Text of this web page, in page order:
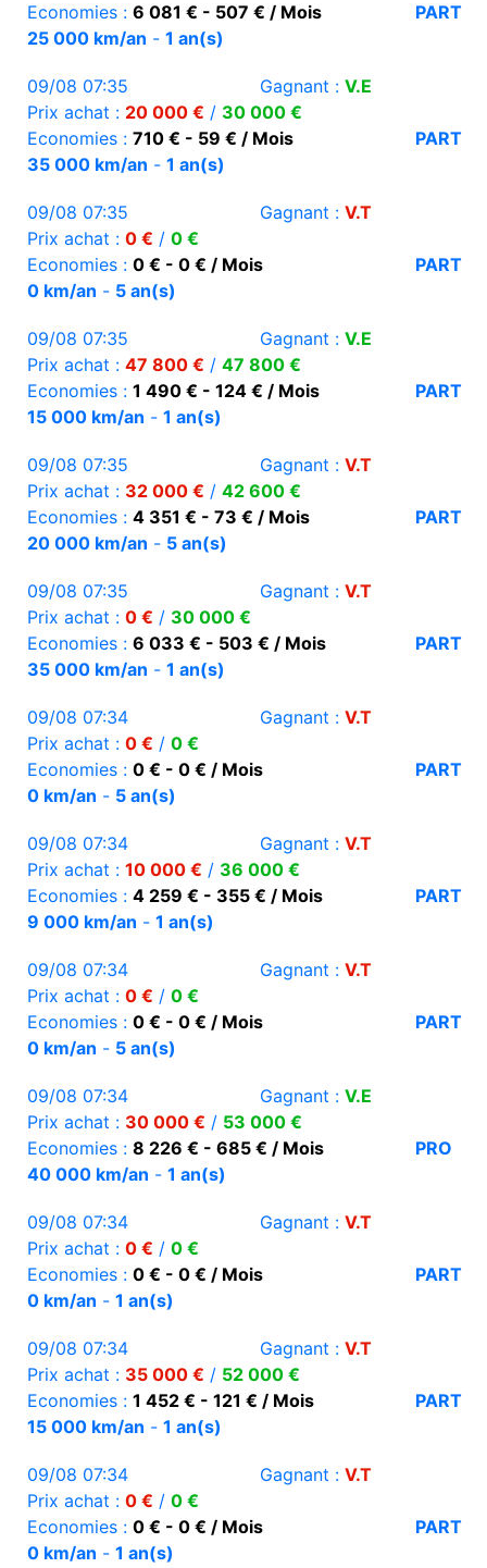
Economies : 6 081 € - 507 € / Mois
PART
25 000 km/an - 1 an(s)
09/08 07:35 Gagnant : V.E
Prix achat : 20 000 € / 30 000 €
Economies : 710 € - 59 € / Mois
PART
35 000 km/an - 1 an(s)
09/08 07:35 Gagnant : V.T
Prix achat : 0 € / 0 €
Economies : 0 € - 0 € / Mois
PART
0 km/an - 5 an(s)
09/08 07:35 Gagnant : V.E
Prix achat : 47 800 € / 47 800 €
Economies : 1 490 € - 124 € / Mois
PART
15 000 km/an - 1 an(s)
09/08 07:35 Gagnant : V.T
Prix achat : 32 000 € / 42 600 €
Economies : 4 351 € - 73 € / Mois
PART
20 000 km/an - 5 an(s)
09/08 07:35 Gagnant : V.T
Prix achat : 0 € / 30 000 €
Economies : 6 033 € - 503 € / Mois
PART
35 000 km/an - 1 an(s)
09/08 07:34 Gagnant : V.T
Prix achat : 0 € / 0 €
Economies : 0 € - 0 € / Mois
PART
0 km/an - 5 an(s)
09/08 07:34 Gagnant : V.T
Prix achat : 10 000 € / 36 000 €
Economies : 4 259 € - 355 € / Mois
PART
9 000 km/an - 1 an(s)
09/08 07:34 Gagnant : V.T
Prix achat : 0 € / 0 €
Economies : 0 € - 0 € / Mois
PART
0 km/an - 5 an(s)
09/08 07:34 Gagnant : V.E
Prix achat : 30 000 € / 53 000 €
Economies : 8 226 € - 685 € / Mois
PRO
40 000 km/an - 1 an(s)
09/08 07:34 Gagnant : V.T
Prix achat : 0 € / 0 €
Economies : 0 € - 0 € / Mois
PART
0 km/an - 1 an(s)
09/08 07:34 Gagnant : V.T
Prix achat : 35 000 € / 52 000 €
Economies : 1 452 € - 121 € / Mois
PART
15 000 km/an - 1 an(s)
09/08 07:34 Gagnant : V.T
Prix achat : 0 € / 0 €
Economies : 0 € - 0 € / Mois
PART
0 km/an - 1 an(s)